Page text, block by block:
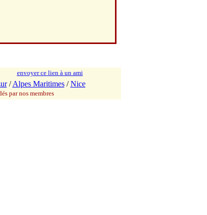
envoyer ce lien à un ami
/Alpes Maritimes/Nice
par nos membres